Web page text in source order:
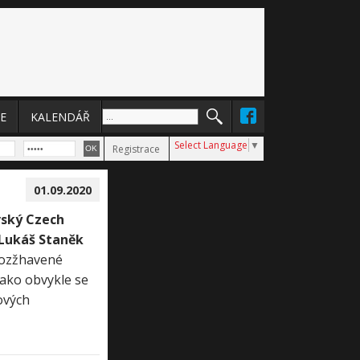
KALENDÁŘ
Registrace Select Language ▼
01.09.2020
Czech
Staněk
obvykle se